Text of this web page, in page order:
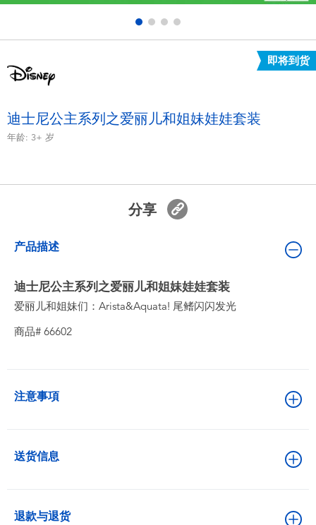
模仿，化妆及造型系列
毛绒公仔玩具
玩具促销
即将到货
迪士尼公主系列之爱丽儿和姐妹娃娃套装
年龄: 3+ 岁
分享
产品描述
迪士尼公主系列之爱丽儿和姐妹娃娃套装
爱丽儿和姐妹们：Arista&Aquata! 尾鳍闪闪发光
商品# 66602
注意事項
送货信息
退款与退货